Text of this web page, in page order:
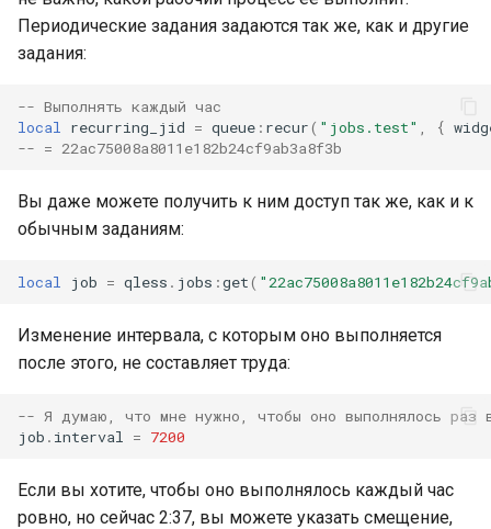
Периодические задания задаются так же, как и другие
задания:
-- Выполнять каждый час
local
recurring_jid = queue : recur( "jobs.test" {
-- = 22ac75008a8011e182b24cf9ab3a8f3b
Вы даже можете получить к ним доступ так же, как и к
обычным заданиям:
local job = qless . jobs :get(
Изменение интервала, с которым оно выполняется
после этого, не составляет труда:
-- Я думаю, что мне нужно, чтобы оно выполнялось раз
job . interval = 7200
Если вы хотите, чтобы оно выполнялось каждый час
ровно, но сейчас 2:37, вы можете указать смещение,